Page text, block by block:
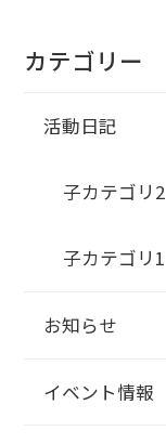
カテゴリー
活動日記
子カテゴリ2
子カテゴリ1
お知らせ
イベント情報